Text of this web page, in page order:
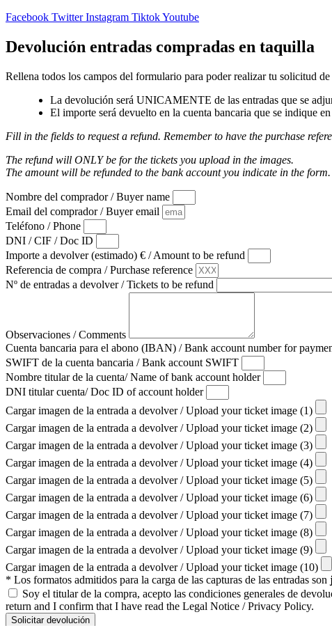
Facebook Twitter Instagram TiktokYoutube
Devolución entradas compradas en taquilla
Rellena todos los campos del formulario para poder realizar tu solicitud
La devolución será UNICAMENTE de las entradas que se
El importe será devuelto en la cuenta bancaria que se indique
Fill in the fields to request a refund. Remember to have the purchase
The refund will ONLY be for the tickets you upload in the images.
The amount will be refunded to the bank account you indicate in the form.
Nombre del comprador / Buyer name
Email del comprador / Buyer email
Teléfono / Phone
DNI / CIF / Doc ID
Importe a devolver (estimado) € / Amount to be refund
Referencia de compra / Purchase reference
Nº de entradas a devolver / Tickets to be refund
Observaciones / Comments
Cuenta bancaria para el abono (IBAN) / Bank account number for
SWIFT de la cuenta bancaria / Bank account SWIFT
Nombre titular de la cuenta/ Name of bank account holder
DNI titular cuenta/ Doc ID of account holder
Cargar imagen de la entrada a devolver / Upload your ticket image (1)
Cargar imagen de la entrada a devolver / Upload your ticket image (2)
Cargar imagen de la entrada a devolver / Upload your ticket image (3)
Cargar imagen de la entrada a devolver / Upload your ticket image (4)
Cargar imagen de la entrada a devolver / Upload your ticket image (5)
Cargar imagen de la entrada a devolver / Upload your ticket image (6)
Cargar imagen de la entrada a devolver / Upload your ticket image (7)
Cargar imagen de la entrada a devolver / Upload your ticket image (8)
Cargar imagen de la entrada a devolver / Upload your ticket image (9)
Cargar imagen de la entrada a devolver / Upload your ticket image (10)
* Los formatos admitidos para la carga de las capturas de las entradas son
Soy el titular de la compra, acepto las condiciones generales de
return and I confirm that I have read the Legal Notice / Privacy Policy.
Solicitar devolución